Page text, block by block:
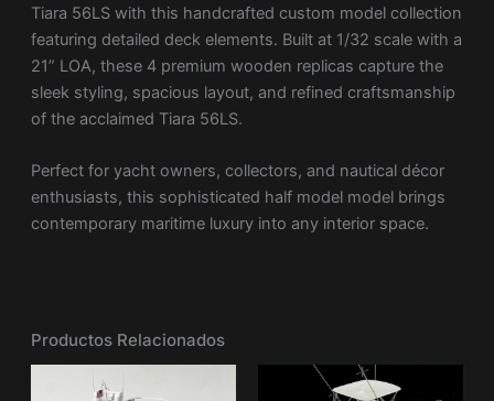
Tiara 56LSwith this handcrafted custom model collection
featuring detailed deck elements. Built at 1/32 scale with a
21” LOA, these 4 premium wooden replicas capture the
sleek styling, spacious layout, and refined craftsmanship
of the acclaimed Tiara 56LS.
Perfect for yacht owners, collectors, and nautical décor
enthusiasts, this sophisticated half model model brings
contemporary maritime luxury into any interior space.
Productos Relacionados